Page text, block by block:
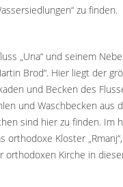
zu finden.
„Una“ und seinem
Brod“. Hier liegt der
und Becken des
und Waschbecken aus
sind hier zu finden. Im
orthodoxe Kloster
orthodoxen Kirche in